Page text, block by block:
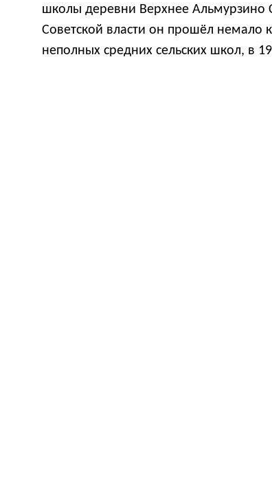
школы деревни Верхнее Альмурзино
Советской власти он прошёл немало
неполных средних сельских школ, в